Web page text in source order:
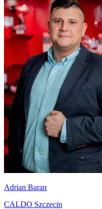
Adrian Baran
CALDO Szczecin